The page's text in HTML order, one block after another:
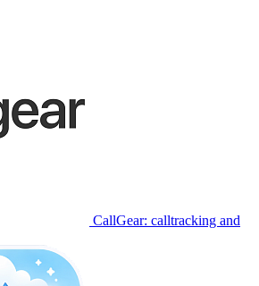
CallGear: calltracking and